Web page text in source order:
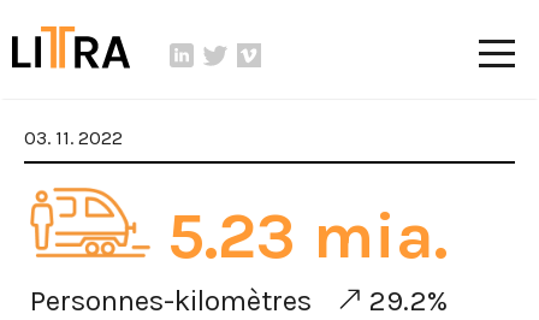
03. 11. 2022
5.23 mia.
Personnes-kilomètres 29.2%